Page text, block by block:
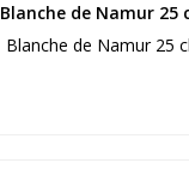
Blanche de Namur 25
Blanche de Namur 25 cl